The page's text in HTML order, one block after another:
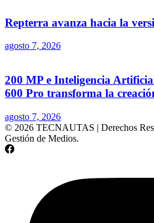
Repterra avanza hacia la
agosto 7, 2026
200 MP e Inteligencia
600 Pro transforma la
agosto 7, 2026
© 2026 TECNAUTAS | Derechos
Gestión de Medios.